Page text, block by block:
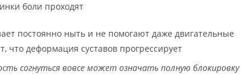
боли проходят
постоянно ныть и не помогают даже двигательные
что деформация суставов прогрессирует
согнуться вовсе может означать полную блокировку